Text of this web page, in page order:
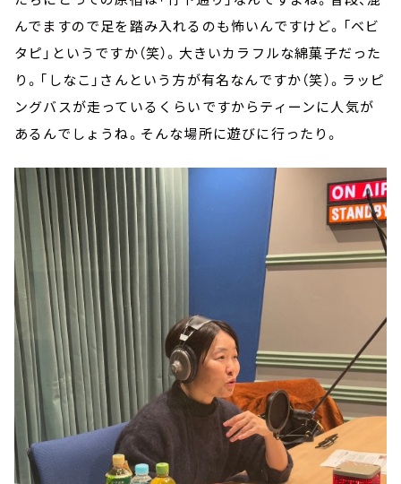
んでますので足を踏み入れるのも怖いんですけど。「ベビ
タピ」というですか（笑）。大きいカラフルな綿菓子だった
り。「しなこ」さんという方が有名なんですか（笑）。ラッピ
ングバスが走っているくらいですからティーンに人気が
あるんでしょうね。そんな場所に遊びに行ったり。